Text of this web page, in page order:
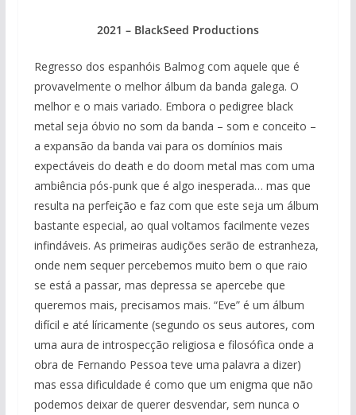
2021 – BlackSeed Productions
Regresso dos espanhóis Balmog com aquele que é
provavelmente o melhor álbum da banda galega. O
melhor e o mais variado. Embora o pedigree black
metal seja óbvio no som da banda – som e conceito –
a expansão da banda vai para os domínios mais
expectáveis do death e do doom metal mas com uma
ambiência pós-punk que é algo inesperada… mas que
resulta na perfeição e faz com que este seja um álbum
bastante especial, ao qual voltamos facilmente vezes
infindáveis. As primeiras audições serão de estranheza,
onde nem sequer percebemos muito bem o que raio
se está a passar, mas depressa se apercebe que
queremos mais, precisamos mais. “Eve” é um álbum
difícil e até líricamente (segundo os seus autores, com
uma aura de introspecção religiosa e filosófica onde a
obra de Fernando Pessoa teve uma palavra a dizer)
mas essa dificuldade é como que um enigma que não
podemos deixar de querer desvendar, sem nunca o